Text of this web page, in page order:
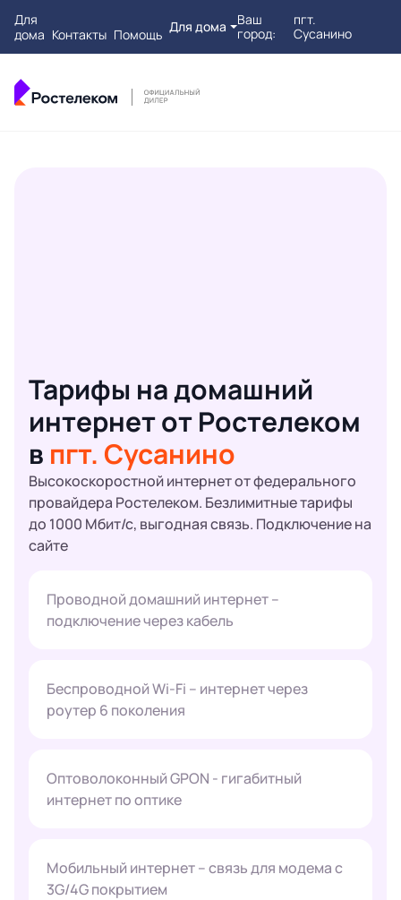
Для
дома Контакты Помощь Для дома
Ваш
город:
пгт.
Сусанино
Тарифы на домашний
интернет от Ростелеком
в пгт. Сусанино
Высокоскоростной интернет от федерального
провайдера Ростелеком. Безлимитные тарифы
до 1000 Мбит/с, выгодная связь. Подключение на
сайте
Проводной домашний интернет –
подключение через кабель
Беспроводной Wi-Fi – интернет через
роутер 6 поколения
Оптоволоконный GPON - гигабитный
интернет по оптике
Мобильный интернет – связь для модема с
3G/4G покрытием